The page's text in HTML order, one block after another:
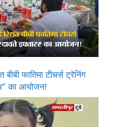
फातिमा टीचर्स ट्रेनिंग
का आयोजन!